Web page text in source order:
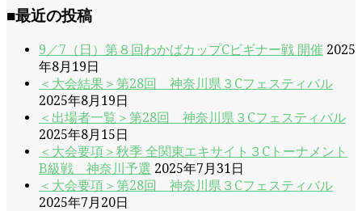
■最近の投稿
9／7（日）第８回わかばカップCビギナー戦 開催 2025
年8月19日
＜大会結果＞第28回 神奈川県３Cフェスティバル
2025年8月19日
＜出場者一覧＞第28回 神奈川県３Cフェスティバル
2025年8月15日
＜大会要項＞秋季 全関東エキサイト３Cトーナメント
B級戦 神奈川予選 2025年7月31日
＜大会要項＞第28回 神奈川県３Cフェスティバル
2025年7月20日